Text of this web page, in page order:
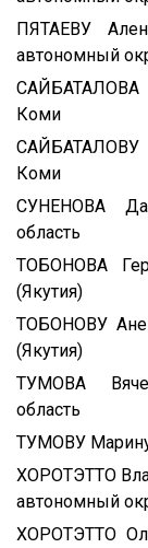
ПЯТАЕВУ
автономный
САЙБАТАЛОВА
Коми
САЙБАТАЛОВУ
Коми
СУНЕНОВА
область
ТОБОНОВА
(Якутия)
ТОБОНОВУ
(Якутия)
ТУМОВА
область
ТУМОВУ Марину
ХОРОТЭТТО
автономный
ХОРОТЭТТО